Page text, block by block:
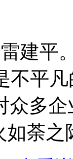
建平
不平
众多
如荼之